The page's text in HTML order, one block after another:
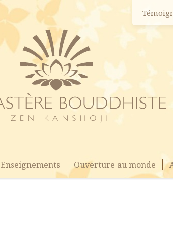
Enseignements Ouverture au monde